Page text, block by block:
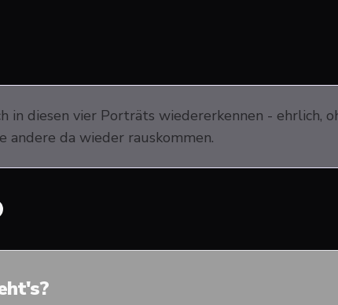
in diesen vier Porträts wiedererkennen - ehrlich,
andere da wieder rauskommen.